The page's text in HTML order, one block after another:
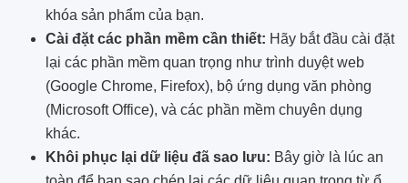
khóa sản phẩm của bạn.
Cài đặt các phần mềm cần thiết: Hãy bắt đầu cài đặt
lại các phần mềm quan trọng như trình duyệt web
(Google Chrome, Firefox), bộ ứng dụng văn phòng
(Microsoft Office), và các phần mềm chuyên dụng
khác.
Khôi phục lại dữ liệu đã sao lưu: Bây giờ là lúc an